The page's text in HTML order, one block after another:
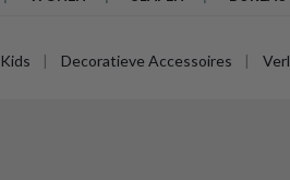
Kids Decoratieve Accessoires